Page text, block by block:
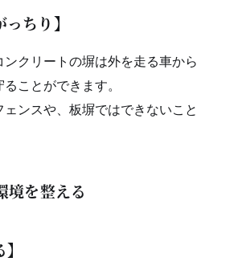
っちり】
ンクリートの塀は外を走る車から
ことができます。
ンスや、板塀ではできないこと
境を整える